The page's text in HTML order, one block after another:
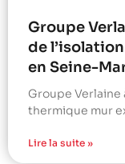
Groupe
de
en Seine-
Groupe Verlaine
thermique mur
Lire la suite »